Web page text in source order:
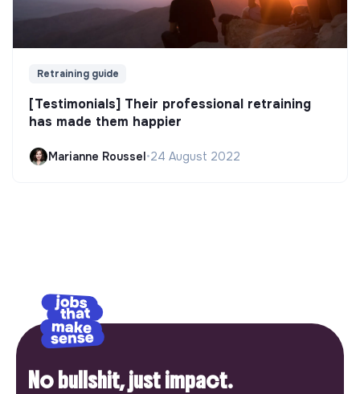
Retraining guide
[Testimonials] Their professional retraining
has made them happier
Marianne Roussel•24 August 2022
No bullshit, just impact.